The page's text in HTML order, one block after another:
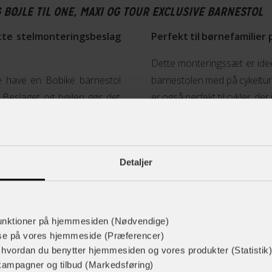
Detaljer
på hjemmesiden (Nødvendige)
på vores hjemmeside (Præferencer)
du benytter hjemmesiden og vores produkter (Statistik)
og tilbud (Markedsføring)
TIL ONE, MAXI OG TOUR EXCLUSIVE BARNESTOL
stelmonteringsbeslag
have en Bobike barnestol
og bøjlen gør det
en bagagebærer.
passer til stål med runde
26" og 28" cykler, og er
Sættet overholder
tryg ved at montere din
Perfekt til børnefamilier
Dette monteringssæt er
barnestolen med på
er også perfekt til cykler,
Køb dette
dør. Eller reserver det i din
Vis mere